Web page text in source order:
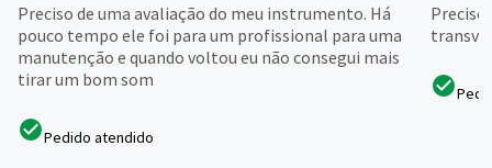
Preciso de uma avaliação do meu instrumento. Há
pouco tempo ele foi para um profissional para uma
manutenção e quando voltou eu não consegui mais
tirar um bom som
Pedido atendido